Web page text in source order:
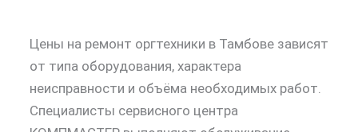
Цены на ремонт оргтехники в Тамбове зависят
от типа оборудования, характера
неисправности и объёма необходимых работ.
Специалисты сервисного центра